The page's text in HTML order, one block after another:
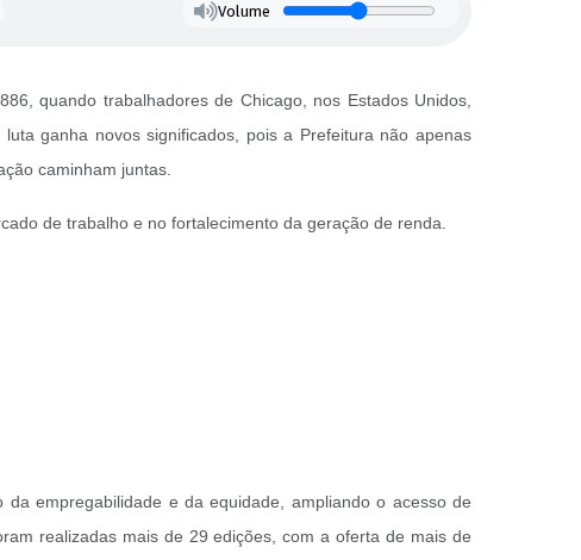
Volume
quando trabalhadores de Chicago, nos Estados Unidos,
ganha novos significados, pois a Prefeitura não apenas
caminham juntas.
de trabalho e no fortalecimento da geração de renda.
empregabilidade e da equidade, ampliando o acesso de
realizadas mais de 29 edições, com a oferta de mais de